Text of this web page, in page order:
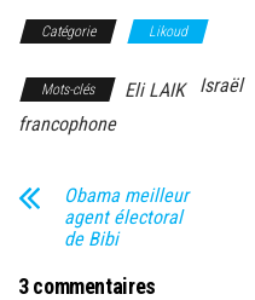
Catégorie Likoud
Mots-clés Eli LAIK Israël
francophone
Obama meilleur
agent électoral
de Bibi
3 commentaires